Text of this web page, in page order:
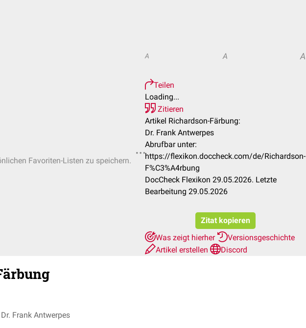
Favoriten-Listen zu speichern.
A A A
Teilen
Loading...
Zitieren
Artikel Richardson-Färbung:
Dr. Frank Antwerpes
Abrufbar unter:
https://flexikon.doccheck.com/de/Richardson-
F%C3%A4rbung
DocCheck Flexikon 29.05.2026. Letzte
Bearbeitung 29.05.2026
Zitat kopieren
Was zeigt hierher
Versionsgeschichte
Artikel erstellen
Discord
Dr. Frank Antwerpes